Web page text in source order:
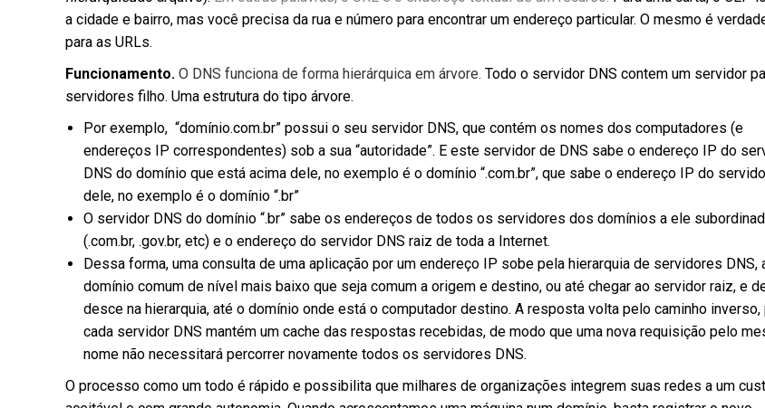
a cidade e bairro, mas você precisa da rua e número para encontrar um endereço particular. O mesmo é
para as URLs.
Funcionamento. O DNS funciona de forma hierárquica em árvore. Todo o servidor DNS contem um servidor
servidores filho. Uma estrutura do tipo árvore.
Por exemplo, “domínio.com.br” possui o seu servidor DNS, que contém os nomes dos computadores (e
endereços IP correspondentes) sob a sua “autoridade”. E este servidor de DNS sabe o endereço IP do
DNS do domínio que está acima dele, no exemplo é o domínio “.com.br”, que sabe o endereço IP do
dele, no exemplo é o domínio “.br”
O servidor DNS do domínio “.br” sabe os endereços de todos os servidores dos domínios a ele
(.com.br, .gov.br, etc) e o endereço do servidor DNS raiz de toda a Internet.
Dessa forma, uma consulta de uma aplicação por um endereço IP sobe pela hierarquia de servidores DNS,
domínio comum de nível mais baixo que seja comum a origem e destino, ou até chegar ao servidor raiz, e
desce na hierarquia, até o domínio onde está o computador destino. A resposta volta pelo caminho inverso,
cada servidor DNS mantém um cache das respostas recebidas, de modo que uma nova requisição pelo
nome não necessitará percorrer novamente todos os servidores DNS.
O processo como um todo é rápido e possibilita que milhares de organizações integrem suas redes a um